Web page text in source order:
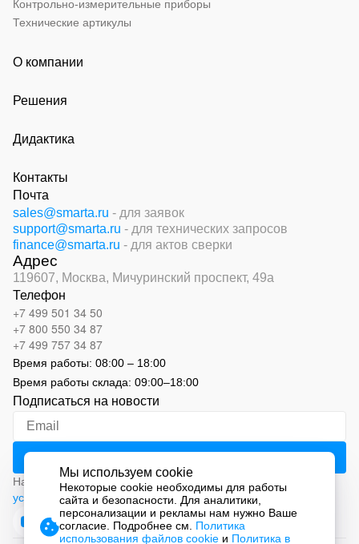
Контрольно-измерительные приборы
Технические артикулы
О компании
Решения
Дидактика
Контакты
Почта
sales@smarta.ru - для заявок
support@smarta.ru - для технических запросов
finance@smarta.ru - для актов сверки
Адрес
119607, Москва, Мичуринский проспект, 49а
Телефон
+7 499 501 34 50
+7 800 550 34 87
+7 499 757 34 87
Время работы: 08:00 – 18:00
Время работы склада: 09:00–18:00
Подписаться на новости
Нажимая на кнопку «Подписаться», вы соглашаетесь с
условиями обработки персональных данных
Мы используем cookie
Некоторые cookie необходимы для работы
сайта и безопасности. Для аналитики,
персонализации и рекламы нам нужно Ваше
согласие. Подробнее см. Политика
использования файлов cookie и Политика в